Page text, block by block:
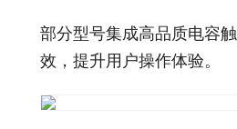
部分型号集成高品质电容
效，提升用户操作体验。